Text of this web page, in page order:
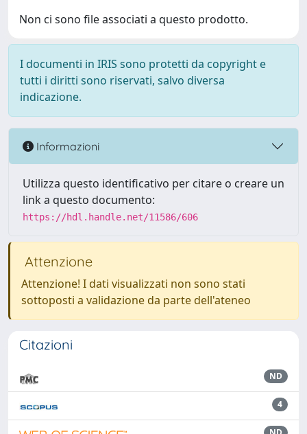
Non ci sono file associati a questo prodotto.
I documenti in IRIS sono protetti da copyright e
tutti i diritti sono riservati, salvo diversa
indicazione.
Informazioni
Utilizza questo identificativo per citare o creare un
link a questo documento:
https://hdl.handle.net/11586/606
Attenzione
Attenzione! I dati visualizzati non sono stati
sottoposti a validazione da parte dell'ateneo
Citazioni
ND
4